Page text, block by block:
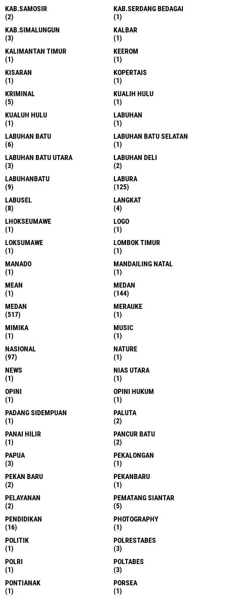
KAB.SAMOSIR
(2)
KAB.SERDANG BEDAGAI
(1)
KAB.SIMALUNGUN
(3)
KALBAR
(1)
KALIMANTAN TIMUR
(1)
KEEROM
(1)
KISARAN
(1)
KOPERTAIS
(1)
KRIMINAL
(5)
KUALIH HULU
(1)
KUALUH HULU
(1)
LABUHAN
(1)
LABUHAN BATU
(6)
LABUHAN BATU SELATAN
(1)
LABUHAN BATU UTARA
(3)
LABUHAN DELI
(2)
LABUHANBATU
(9)
LABURA
(125)
LABUSEL
(8)
LANGKAT
(4)
LHOKSEUMAWE
(1)
LOGO
(1)
LOKSUMAWE
(1)
LOMBOK TIMUR
(1)
MANADO
(1)
MANDAILING NATAL
(1)
MEAN
(1)
MEDAN
(144)
MEDAN
(517)
MERAUKE
(1)
MIMIKA
(1)
MUSIC
(1)
NASIONAL
(97)
NATURE
(1)
NEWS
(1)
NIAS UTARA
(1)
OPINI
(1)
OPINI HUKUM
(1)
PADANG SIDEMPUAN
(1)
PALUTA
(2)
PANAI HILIR
(1)
PANCUR BATU
(2)
PAPUA
(3)
PEKALONGAN
(1)
PEKAN BARU
(2)
PEKANBARU
(1)
PELAYANAN
(2)
PEMATANG SIANTAR
(5)
PENDIDIKAN
(16)
PHOTOGRAPHY
(1)
POLITIK
(1)
POLRESTABES
(3)
POLRI
(1)
POLTABES
(3)
PONTIANAK
(1)
PORSEA
(1)